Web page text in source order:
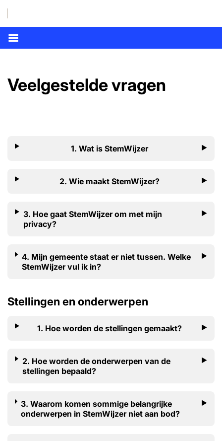
Veelgestelde vragen
1. Wat is StemWijzer
2. Wie maakt StemWijzer?
3. Hoe gaat StemWijzer om met mijn
privacy?
4. Mijn gemeente staat er niet tussen. Welke
StemWijzer vul ik in?
Stellingen en onderwerpen
1. Hoe worden de stellingen gemaakt?
2. Hoe worden de onderwerpen van de
stellingen bepaald?
3. Waarom komen sommige belangrijke
onderwerpen in StemWijzer niet aan bod?